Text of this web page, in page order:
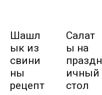
Шашл
ык из
свини
ны
рецепт
Салат
ы на
праздн
ичный
стол